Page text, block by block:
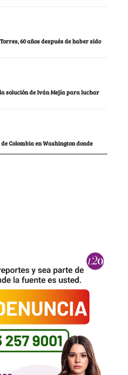
60 años después de haber sido
solución de Iván Mejía para luchar
Colombia en Washington donde